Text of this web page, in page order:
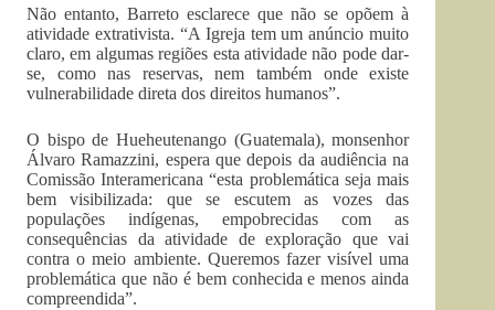
Não entanto, Barreto esclarece que não se opõem à
atividade extrativista. “A Igreja tem um anúncio muito
claro, em algumas regiões esta atividade não pode dar-
se, como nas reservas, nem também onde existe
vulnerabilidade direta dos direitos humanos”.
O bispo de Hueheutenango (Guatemala), monsenhor
Álvaro Ramazzini, espera que depois da audiência na
Comissão Interamericana “esta problemática seja mais
bem visibilizada: que se escutem as vozes das
populações indígenas, empobrecidas com as
consequências da atividade de exploração que vai
contra o meio ambiente. Queremos fazer visível uma
problemática que não é bem conhecida e menos ainda
compreendida”.